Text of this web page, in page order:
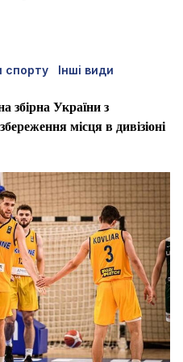
спорту Інші види
збірна України з
місця в дивізіоні